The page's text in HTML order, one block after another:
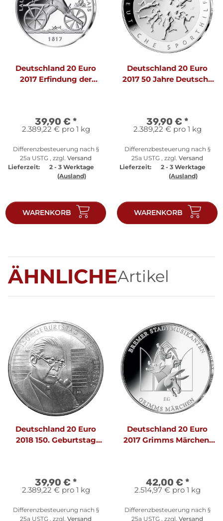
Deutschland 20 Euro
2017 Erfindung der
39,90 € *
2.389,22 € pro 1 kg
Differenzbesteuerung nach §
25a USTG , zzgl. Versand
Lieferzeit:
2 - 3 Werktage
(Ausland)
WARENKORB
Deutschland 20 Euro
2017 50 Jahre Deutsche
39,90 € *
2.389,22 € pro 1 kg
Differenzbesteuerung nach §
25a USTG , zzgl. Versand
Lieferzeit:
2 - 3 Werktage
(Ausland)
WARENKORB
ÄHNLICHEArtikel
Deutschland 20 Euro
2018 150. Geburtstag
39,90 € *
2.389,22 € pro 1 kg
Differenzbesteuerung nach §
25a USTG , zzgl. Versand
Deutschland 20 Euro
2017 Grimms Märchen:
42,00 € *
2.514,97 € pro 1 kg
Differenzbesteuerung nach §
25a USTG , zzgl. Versand